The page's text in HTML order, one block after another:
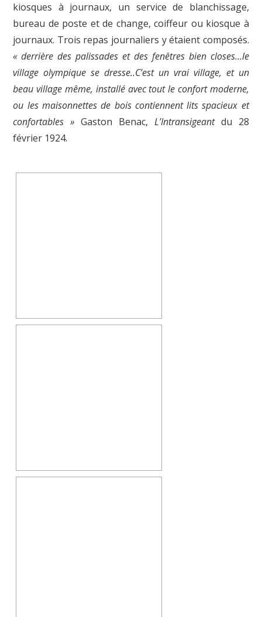
kiosques à journaux, un service de blanchissage,
bureau de poste et de change, coiffeur ou kiosque à
journaux. Trois repas journaliers y étaient composés.
« derrière des palissades et des fenêtres bien closes…le
village olympique se dresse..C’est un vrai village, et un
beau village même, installé avec tout le confort moderne,
ou les maisonnettes de bois contiennent lits spacieux et
confortables » Gaston Benac, L’Intransigeantdu 28
février 1924.